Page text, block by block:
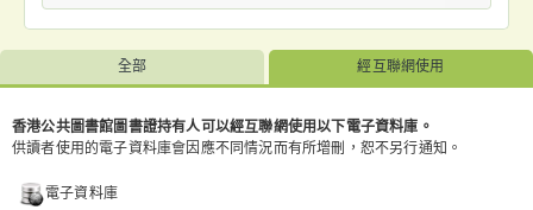
全部 經互聯網使用
香港公共圖書館圖書證持有人可以經互聯網使用以下電子資料庫。
供讀者使用的電子資料庫會因應不同情況而有所增刪，恕不另行通知。
電子資料庫